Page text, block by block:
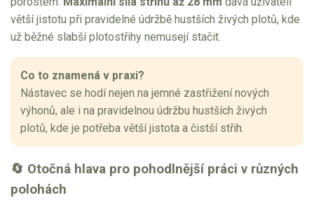
větší jistotu při pravidelné údržbě hustších živých plotů, kde
už běžné slabší plotostřihy nemusejí stačit.
Co to znamená v praxi?
Nástavec se hodí nejen na jemné zastřižení nových
výhonů, ale i na pravidelnou údržbu hustších živých
plotů, kde je potřeba větší jistota a čistší střih.
🔄 Otočná hlava pro pohodlnější práci v různých
polohách